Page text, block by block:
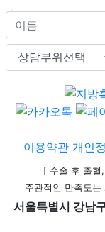
이용약관 개인
[ 수술 후 출혈
주관적인 만족도
서울특별시 강남